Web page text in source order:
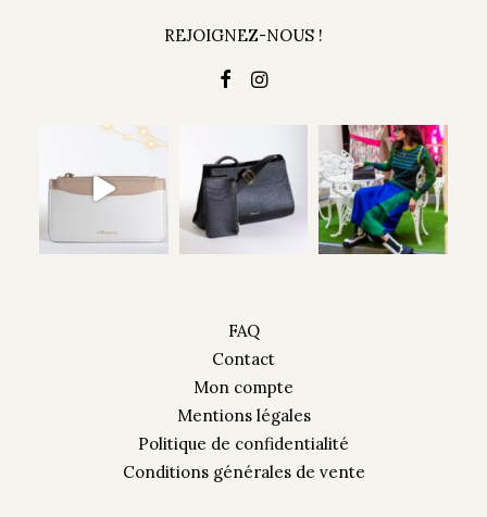
REJOIGNEZ-NOUS !
FAQ
Contact
Mon compte
Mentions légales
Politique de confidentialité
Conditions générales de vente